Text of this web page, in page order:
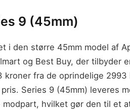
9 (45mm)
i den større 45mm model af
og Best Buy, der tilbyder
kroner fra de oprindelige
Series 9 (45mm) leveres
hvilket gør den til et